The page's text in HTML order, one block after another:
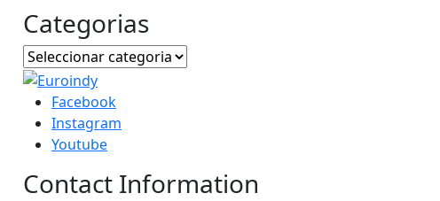
Categorias
Facebook
Instagram
Youtube
Contact Information